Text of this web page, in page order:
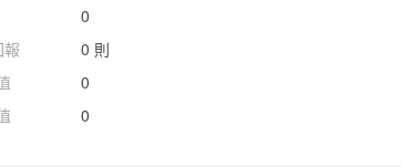
0
報
0 則
0
0